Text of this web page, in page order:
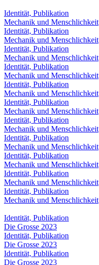
Identität, Publikation
Mechanik und Menschlichkeit
Identität, Publikation
Mechanik und Menschlichkeit
Identität, Publikation
Mechanik und Menschlichkeit
Identität, Publikation
Mechanik und Menschlichkeit
Identität, Publikation
Mechanik und Menschlichkeit
Identität, Publikation
Mechanik und Menschlichkeit
Identität, Publikation
Mechanik und Menschlichkeit
Identität, Publikation
Mechanik und Menschlichkeit
Identität, Publikation
Mechanik und Menschlichkeit
Identität, Publikation
Mechanik und Menschlichkeit
Identität, Publikation
Mechanik und Menschlichkeit
Identität, Publikation
Die Grosse 2023
Identität, Publikation
Die Grosse 2023
Identität, Publikation
Die Grosse 2023